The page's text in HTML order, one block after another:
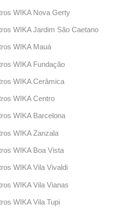
WIKA Nova Gerty
WIKA Jardim São Caetano
WIKA Mauá
WIKA Fundação
WIKA Cerâmica
WIKA Centro
WIKA Barcelona
WIKA Zanzala
WIKA Boa Vista
WIKA Vila Vivaldi
WIKA Vila Vianas
WIKA Vila Tupi